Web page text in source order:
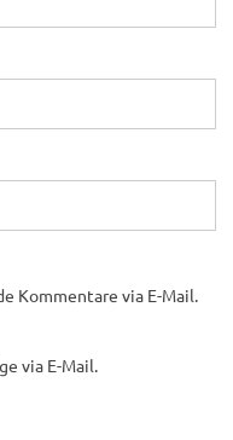
Kommentare via E-Mail.
via E-Mail.